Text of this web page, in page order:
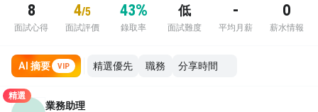
8
面試心得
4/5
面試評價
43%
錄取率
低
面試難度
-
平均月薪
0
薪水情報
AI 摘要 VIP 職務
精選
業務助理